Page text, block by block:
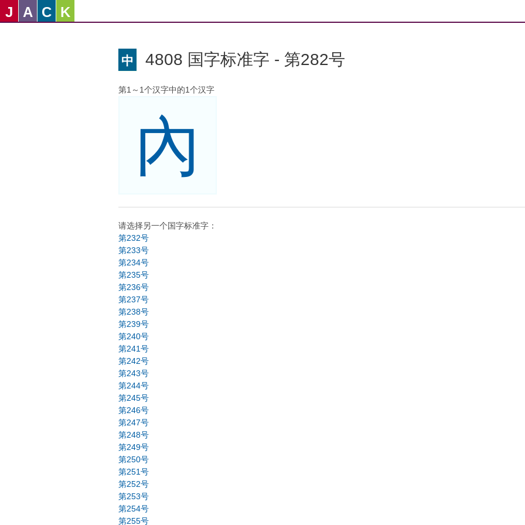
J A C K
中 4808 国字标准字 - 第282号
第1～1个汉字中的1个汉字
內
请选择另一个国字标准字：
第232号
第233号
第234号
第235号
第236号
第237号
第238号
第239号
第240号
第241号
第242号
第243号
第244号
第245号
第246号
第247号
第248号
第249号
第250号
第251号
第252号
第253号
第254号
第255号